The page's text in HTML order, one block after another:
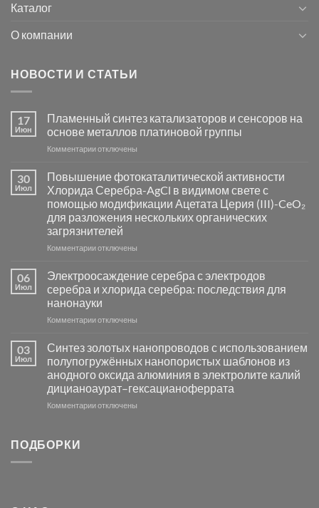
Каталог
О компании
НОВОСТИ И СТАТЬИ
17
Июн
Пламенный синтез катализаторов и сенсоров на
основе металлов платиновой группы
Комментариик
Пламенный
синтез
катализаторов
и
сенсоров
на
основе
группы
отключены
30
Июл
Повышение фотокаталитической активности
Хлорида Серебра-AgCl в видимом свете с
помощью модификации Ацетата Церия (III)-CeO₂
для разложения нескольких органических
загрязнителей
Комментариик
фотокаталитической
активности
Хлорида
Серебра-
в
видимом
свете
с
помощью
модификации
отключены
06
Июл
Электроосаждение серебра с электродов
серебра и хлорида серебра: последствия для
нанонауки
Комментариик
серебра
с
электродов
серебра
и
отключены
03
Июл
Синтез золотых нанопроводов с использованием
полупогружённых нанопористых шаблонов из
анодного оксида алюминия в электролите калий
дицианоаурат–гексацианоферрата
Комментариикотключены
ПОДБОРКИ